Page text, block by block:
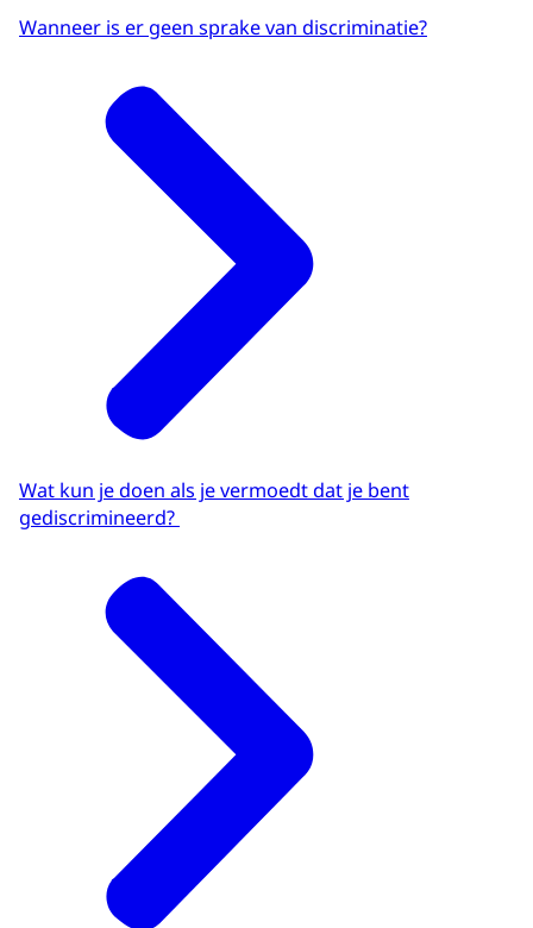
Wanneer is er geen sprake van discriminatie?
Wat kun je doen als je vermoedt dat je bent
gediscrimineerd?